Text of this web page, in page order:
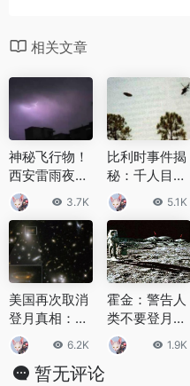
相关文章
神秘飞行物！
西安雷雨夜网
友拍到龙形飞
行物，气象局
部门回应了
3.7K
比利时事件揭
秘：千人目击
UFO，逃脱空
军雷达速度超
音速
5.1K
美国再次取消
登月真相：被
地外力量监控
是真的吗？
6.2K
霍金：警告人
类不要登月？
真假值得怀疑
1.9K
暂无评论